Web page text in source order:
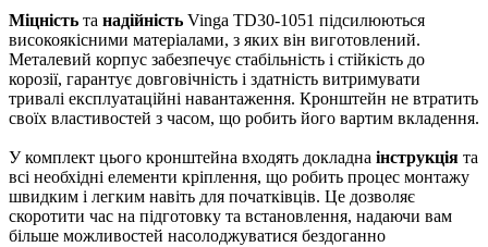
Міцність та надійність Vinga TD30-1051 підсилюються
високоякісними матеріалами, з яких він виготовлений.
Металевий корпус забезпечує стабільність і стійкість до
корозії, гарантує довговічність і здатність витримувати
тривалі експлуатаційні навантаження. Кронштейн не втратить
своїх властивостей з часом, що робить його вартим вкладення.
У комплект цього кронштейна входять докладна інструкція та
всі необхідні елементи кріплення, що робить процес монтажу
швидким і легким навіть для початківців. Це дозволяє
скоротити час на підготовку та встановлення, надаючи вам
більше можливостей насолоджуватися бездоганно